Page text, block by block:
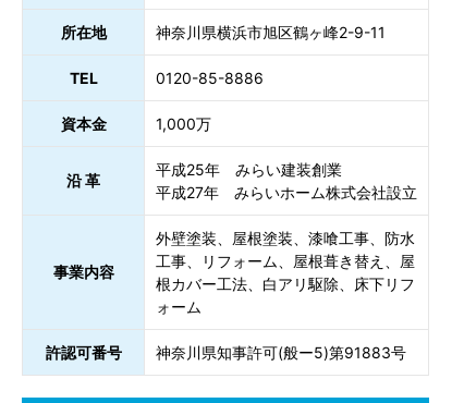
所在地 神奈川県横浜市旭区鶴ヶ峰2-9-11
TEL 0120-85-8886
資本金 1,000万
沿 革
平成25年 みらい建装創業
平成27年 みらいホーム株式会社設立
事業内容
外壁塗装、屋根塗装、漆喰工事、防水
工事、リフォーム、屋根葺き替え、屋
根カバー工法、白アリ駆除、床下リフ
ォーム
許認可番号 神奈川県知事許可(般ー5)第91883号